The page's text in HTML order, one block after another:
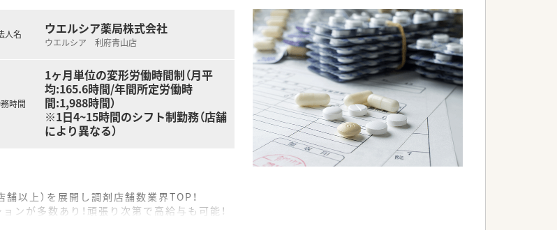
人名 ウエルシア薬局株式会社
ウエルシア 利府青山店
時間
1ヶ月単位の変形労働時間制（月平
均:165.6時間/年間所定労働時
間:1,988時間）
※1日4~15時間のシフト制勤務（店舗
により異なる）
以上）を展開し調剤店舗数業界TOP！
が多数あり！頑張り次第で高給与も可能！